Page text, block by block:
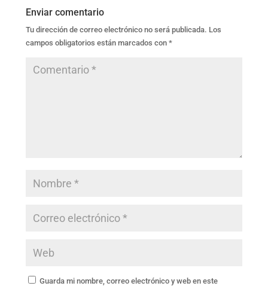
Enviar comentario
Tu dirección de correo electrónico no será publicada. Los
campos obligatorios están marcados con *
Guarda mi nombre, correo electrónico y web en este